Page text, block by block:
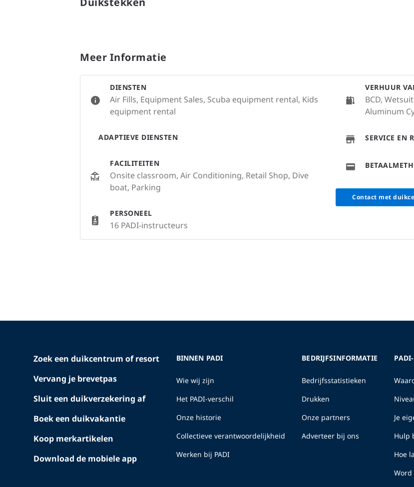
Meer Informatie
DIENSTEN
Air Fills, Equipment Sales, Scuba equipment rental, Kids
equipment rental
ADAPTIEVE DIENSTEN
FACILITEITEN
Onsite classroom, Air Conditioning, Retail Shop, Dive
boat, Parking
PERSONEEL
16 PADI-instructeurs
VERHUUR
BCD,
Aluminum
SERVICE EN
Contact met
Zoek een duikcentrum of resort
Vervang je brevetpas
Sluit een duikverzekering af
Boek een duikvakantie
Koop merkartikelen
Download de mobiele app
BINNEN PADI
Wie wij zijn
Het PADI-verschil
Onze historie
Collectieve verantwoordelijkheid
Werken bij PADI
BEDRIJFSINFORMATIE
Bedrijfsstatistieken
Drukken
Onze partners
Adverteer bij ons
Je
Hulp
Hoe
Word